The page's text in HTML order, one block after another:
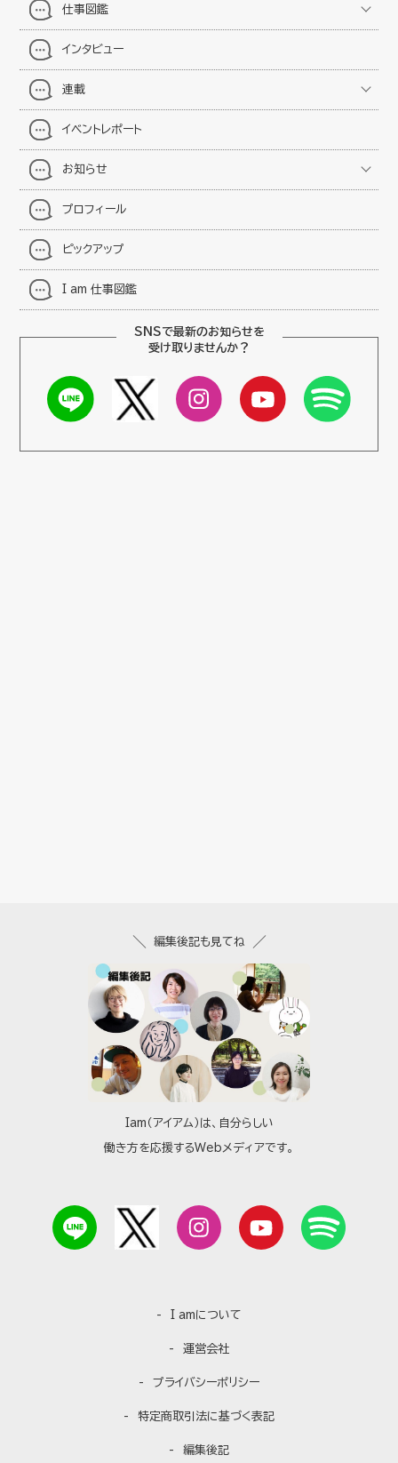
仕事図鑑
インタビュー
連載
イベントレポート
お知らせ
プロフィール
ピックアップ
I am 仕事図鑑
SNSで最新のお知らせを
受け取りませんか？
Iam（アイアム）は、自分らしい
働き方を応援するWebメディアです。
I amについて
運営会社
プライバシーポリシー
特定商取引法に基づく表記
編集後記
編集後記も見てね